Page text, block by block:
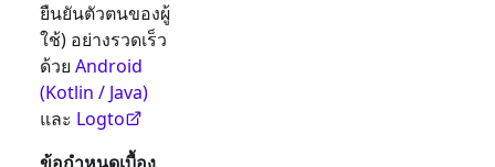
ยืนยันตัวตนของผู้
ใช้) อย่างรวดเร็ว
ด้วย Android
(Kotlin / Java)
และ Logto